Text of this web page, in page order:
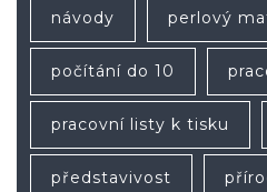
návody perlový
počítání do 10
pracovní listy k tisku
představivost